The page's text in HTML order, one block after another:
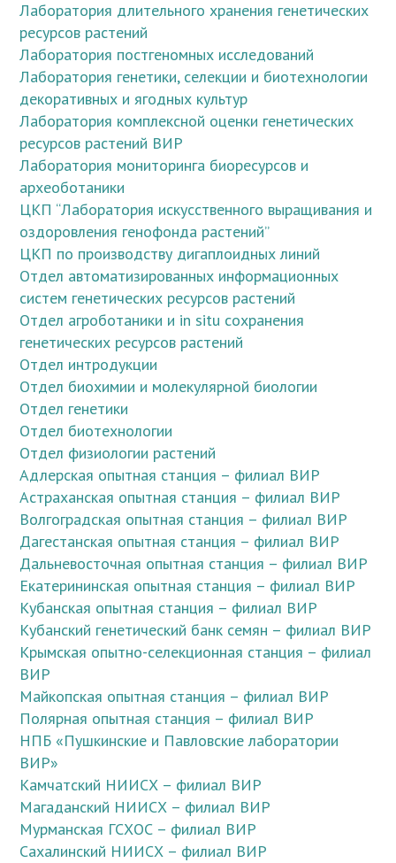
Лаборатория длительного хранения генетических
ресурсов растений
Лаборатория постгеномных исследований
Лаборатория генетики, селекции и биотехнологии
декоративных и ягодных культур
Лаборатория комплексной оценки генетических
ресурсов растений ВИР
Лаборатория мониторинга биоресурсов и
археоботаники
ЦКП “Лаборатория искусственного выращивания и
оздоровления генофонда растений”
ЦКП по производству дигаплоидных линий
Отдел автоматизированных информационных
систем генетических ресурсов растений
Отдел агроботаники и in situ сохранения
генетических ресурсов растений
Отдел интродукции
Отдел биохимии и молекулярной биологии
Отдел генетики
Отдел биотехнологии
Отдел физиологии растений
Адлерская опытная станция – филиал ВИР
Астраханская опытная станция – филиал ВИР
Волгоградская опытная станция – филиал ВИР
Дагестанская опытная станция – филиал ВИР
Дальневосточная опытная станция – филиал ВИР
Екатерининская опытная станция – филиал ВИР
Кубанская опытная станция – филиал ВИР
Кубанский генетический банк семян – филиал ВИР
Крымская опытно-селекционная станция – филиал
ВИР
Майкопская опытная станция – филиал ВИР
Полярная опытная станция – филиал ВИР
НПБ «Пушкинские и Павловские лаборатории
ВИР»
Камчатский НИИСХ – филиал ВИР
Магаданский НИИСХ – филиал ВИР
Мурманская ГСХОС – филиал ВИР
Сахалинский НИИСХ – филиал ВИР